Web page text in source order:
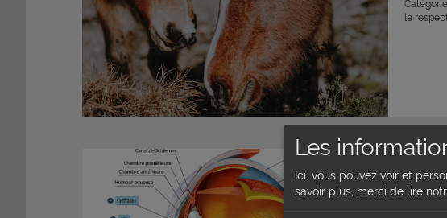
le
Les
Ici, vous pouvez voir et
savoir plus, merci de lire